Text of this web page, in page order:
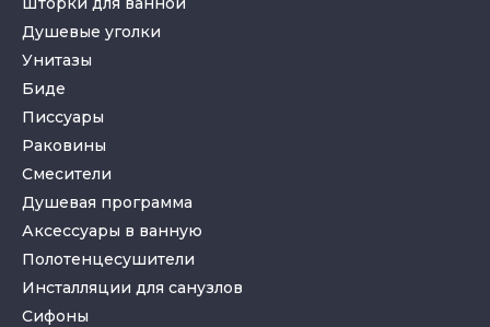
Душевые уголки
Унитазы
Биде
Писсуары
Раковины
Смесители
Душевая программа
Аксессуары в ванную
Полотенцесушители
Инсталляции для санузлов
Cифоны